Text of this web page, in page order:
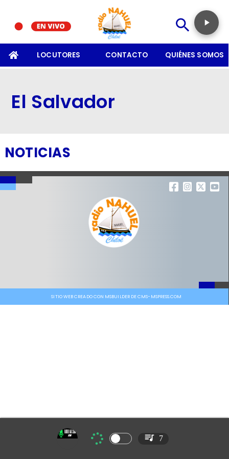
LOCUTORES CONTACTO QUIÉNES SOMOS
El Salvador
NOTICIAS
SITIO WEB CREADO CON MSBUILDER DE CMS-MSPRESS.COM
7